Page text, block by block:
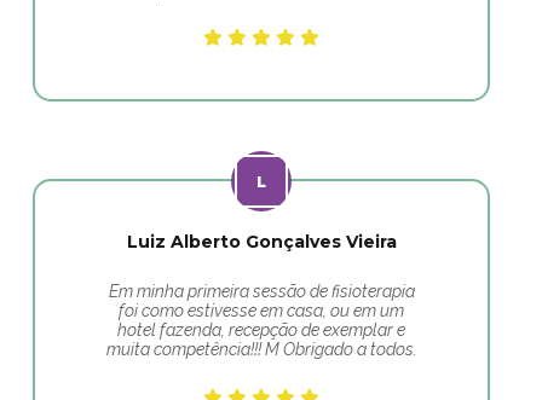
Luiz Alberto Gonçalves Vieira
Em minha primeira sessão de fisioterapia
foi como estivesse em casa, ou em um
hotel fazenda, recepção de exemplar e
muita competência!!! M Obrigado a todos.